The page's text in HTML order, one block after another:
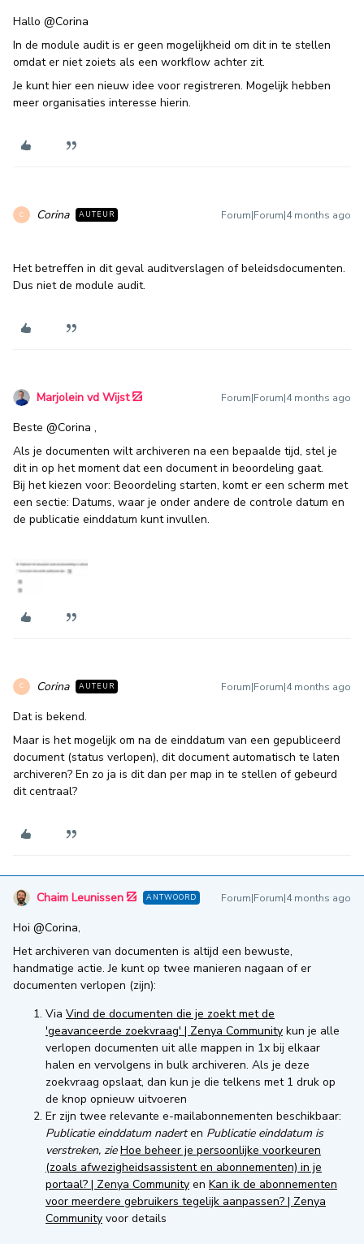
Hallo ​ @Corina
In de module audit is er geen mogelijkheid om dit in te stellen
omdat er niet zoiets als een workflow achter zit.
Je kunt hier een nieuw idee voor registreren. Mogelijk hebben
meer organisaties interesse hierin.
C Corina AUTEUR Forum|Forum|4 months ago
Het betreffen in dit geval auditverslagen of beleidsdocumenten.
Dus niet de module audit.
Marjolein vd Wijst Forum|Forum|4 months ago
Beste ​ @Corina ,
Als je documenten wilt archiveren na een bepaalde tijd, stel je
dit in op het moment dat een document in beoordeling gaat.
Bij het kiezen voor: Beoordeling starten, komt er een scherm met
een sectie: Datums, waar je onder andere de controle datum en
de publicatie einddatum kunt invullen.
C Corina AUTEUR Forum|Forum|4 months ago
Dat is bekend.
Maar is het mogelijk om na de einddatum van een gepubliceerd
document (status verlopen), dit document automatisch te laten
archiveren? En zo ja is dit dan per map in te stellen of gebeurd
dit centraal?
Chaim Leunissen ANTWOORD Forum|Forum|4 months ago
Hoi ​ @Corina,
Het archiveren van documenten is altijd een bewuste,
handmatige actie. Je kunt op twee manieren nagaan of er
documenten verlopen (zijn):
Via Vind de documenten die je zoekt met de
'geavanceerde zoekvraag' | Zenya Community kun je alle
verlopen documenten uit alle mappen in 1x bij elkaar
halen en vervolgens in bulk archiveren. Als je deze
zoekvraag opslaat, dan kun je die telkens met 1 druk op
de knop opnieuw uitvoeren
Er zijn twee relevante e-mailabonnementen beschikbaar:
Publicatie einddatum naderten Publicatie einddatum is
verstreken, zieHoe beheer je persoonlijke voorkeuren
(zoals afwezigheidsassistent en abonnementen) in je
portaal? | Zenya Community en Kan ik de abonnementen
voor meerdere gebruikers tegelijk aanpassen? | Zenya
Community voor details